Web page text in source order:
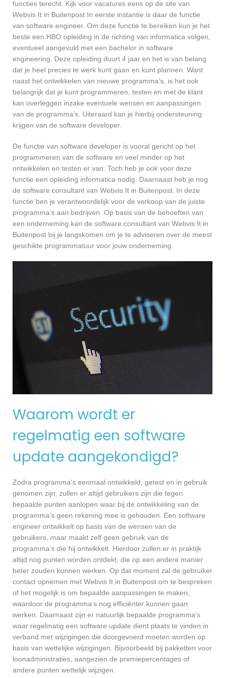
functies terecht. Kijk voor vacatures eens op de site van
Webvis It in Buitenpost In eerste instantie is daar de functie
van software engineer. Om deze functie te bereiken kun je het
beste een HBO opleiding in de richting van informatica volgen,
eventueel aangevuld met een bachelor in software
engineering. Deze opleiding duurt 4 jaar en het is van belang
dat je heel precies te werk kunt gaan en kunt plannen. Want
naast het ontwikkelen van nieuwe programma’s, is het ook
belangrijk dat je kunt programmeren, testen en met de klant
kan overleggen inzake eventuele wensen en aanpassingen
van de programma’s. Uiteraard kan je hierbij ondersteuning
krijgen van de software developer.
De functie van software developer is vooral gericht op het
programmeren van de software en veel minder op het
ontwikkelen en testen er van. Toch heb je ook voor deze
functie een opleiding informatica nodig. Daarnaast heb je nog
de software consultant van Webvis It in Buitenpost. In deze
functie ben je verantwoordelijk voor de verkoop van de juiste
programma’s aan bedrijven. Op basis van de behoeften van
een onderneming kan de software consultant van Webvis It in
Buitenpost bij je langskomen om je te adviseren over de meest
geschikte programmatuur voor jouw onderneming.
Waarom wordt er
regelmatig een software
update aangekondigd?
Zodra programma’s eenmaal ontwikkeld, getest en in gebruik
genomen zijn, zullen er altijd gebruikers zijn die tegen
bepaalde punten aanlopen waar bij de ontwikkeling van de
programma’s geen rekening mee is gehouden. Een software
engineer ontwikkelt op basis van de wensen van de
gebruikers, maar maakt zelf geen gebruik van de
programma’s die hij ontwikkelt. Hierdoor zullen er in praktijk
altijd nog punten worden ontdekt, die op een andere manier
beter zouden kunnen werken. Op dat moment zal de gebruiker
contact opnemen met Webvis It in Buitenpost om te bespreken
of het mogelijk is om bepaalde aanpassingen te maken,
waardoor de programma’s nog efficiënter kunnen gaan
werken. Daarnaast zijn er natuurlijk bepaalde programma’s
waar regelmatig een software update dient plaats te vinden in
verband met wijzigingen die doorgevoerd moeten worden op
basis van wettelijke wijzigingen. Bijvoorbeeld bij pakketten voor
loonadministraties, aangezien de premiepercentages of
andere punten wettelijk wijzigen.